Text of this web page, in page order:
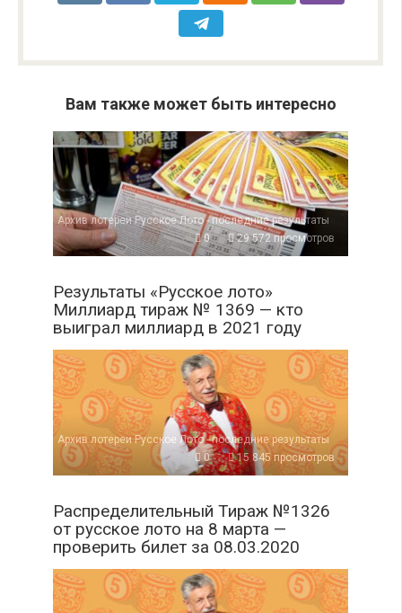
Вам также может быть интересно
Архив лотереи Русское Лото - последние результаты
0
29 572 просмотров
Результаты «Русское лото»
Миллиард тираж № 1369 — кто
выиграл миллиард в 2021 году
Архив лотереи Русское Лото - последние результаты
0
15 845 просмотров
Распределительный Тираж №1326
от русское лото на 8 марта —
проверить билет за 08.03.2020